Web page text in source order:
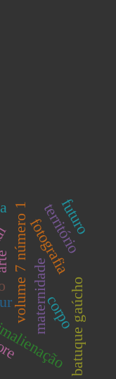
volume 7 número 1fotografia
batuque gaúcho
maternidade
território
corpo
futuro